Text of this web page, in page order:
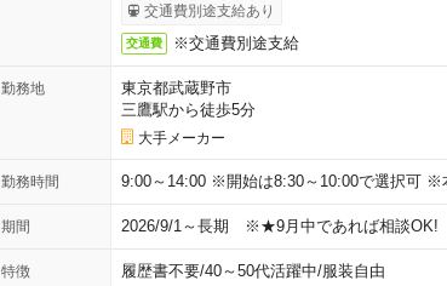
交通費別途支給あり
交通費 ※交通費別途支給
勤務地
東京都武蔵野市
三鷹駅から徒歩5分
大手メーカー
勤務時間 9:00～14:00 ※開始は8:30～10:00で選択可 ※
期間 2026/9/1～長期 ※★9月中であれば相談
特徴 履歴書不要/40～50代活躍中/服装自由